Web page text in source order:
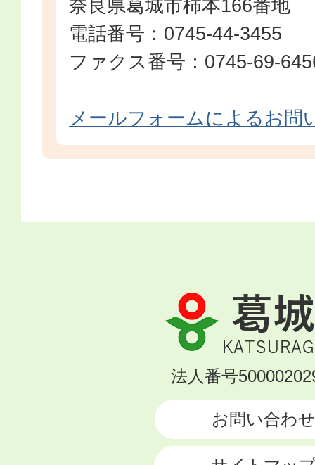
奈良県葛城市柿本166番地
電話番号：0745-44-3455
ファクス番号：0745-69-
メールフォームによるお問
葛
城
市
KATSURAGI
法人番号
お問い合わせ